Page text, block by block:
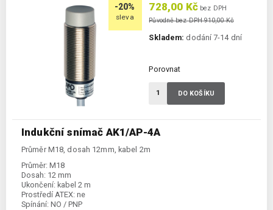
-20%
sleva
Indukční snímač AK1/AP-4A
Průměr M18, dosah 12mm, kabel 2m
Průměr: M18
Dosah: 12 mm
Ukončení: kabel 2 m
Prostředí ATEX: ne
Spínání: NO / PNP
728,00 Kč bez DPH
Původně bez DPH 910,00 Kč
Skladem: dodání 7-14 dní
Porovnat
DO KOŠÍKU